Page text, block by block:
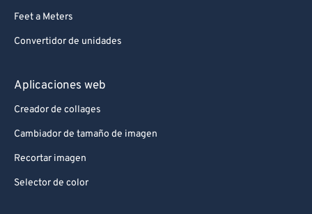
Feet a Meters
Convertidor de unidades
Aplicaciones web
Creador de collages
Cambiador de tamaño de imagen
Recortar imagen
Selector de color